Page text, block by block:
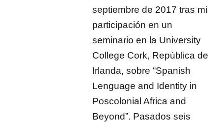
septiembre de 2017 tras mi
participación en un
seminario en la University
College Cork, República de
Irlanda, sobre “Spanish
Lenguage and Identity in
Poscolonial Africa and
Beyond”. Pasados seis